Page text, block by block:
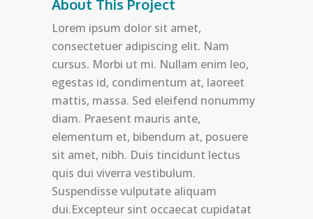
About This Project
Lorem ipsum dolor sit amet,
consectetuer adipiscing elit. Nam
cursus. Morbi ut mi. Nullam enim leo,
egestas id, condimentum at, laoreet
mattis, massa. Sed eleifend nonummy
diam. Praesent mauris ante,
elementum et, bibendum at, posuere
sit amet, nibh. Duis tincidunt lectus
quis dui viverra vestibulum.
Suspendisse vulputate aliquam
dui.Excepteur sint occaecat cupidatat